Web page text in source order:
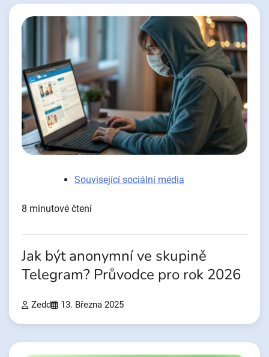
Související sociální média
8 minutové čtení
Jak být anonymní ve skupině
Telegram? Průvodce pro rok 2026
Zedd 13. Března 2025